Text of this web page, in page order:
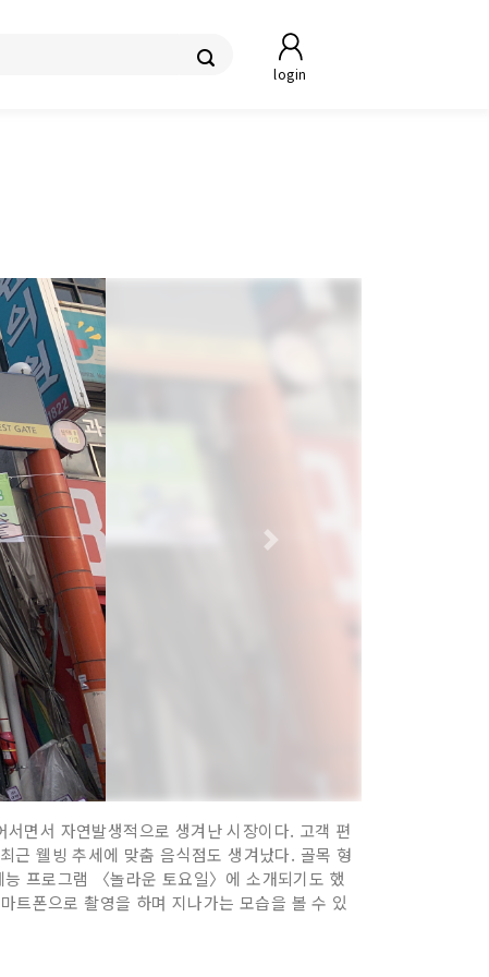
login
면서 자연발생적으로 생겨난 시장이다. 고객 편
근 웰빙 추세에 맞춤 음식점도 생겨났다. 골목 형
프로그램 〈놀라운 토요일〉에 소개되기도 했
트폰으로 촬영을 하며 지나가는 모습을 볼 수 있